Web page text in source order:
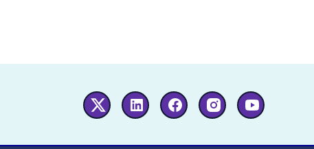
Twitter Linkedin FacebookInstagram